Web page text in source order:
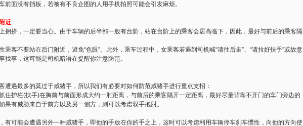
前面没有挡板，若被有不良企图的人用手机拍照可能会引发麻烦。
近
挤，一定要当心。由于车辆的后半部一般有台阶，站在台阶上的乘客会居高临下，因此，最好与前后的乘客隔
不要站在后门附近，避免“色眼”。此外，乘车过程中，女乘客若遇到司机喊“请往后走”、“请拉好扶手”或故意
找事，这可能是司机暗语在提醒你注意防范。
遇最多的莫过于咸猪手，所以我们有必要对如何防范咸猪手进行重点支招：
护栏(扶手)在胸前与前面形成大约一肘距离，与前后的乘客隔开一定距离，最好尽量背靠不开门的车门旁边的
果有威胁来自于前方以及另一侧方，则可以考虑双手抱肘。
可能会遭遇另外一种咸猪手，即他的手放在你的手之上，这时可以考虑利用车辆停车刹车惯性，向他的方向使